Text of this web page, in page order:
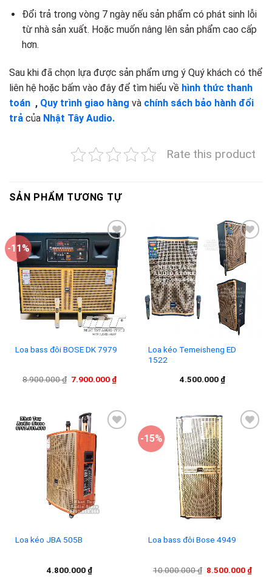
Đổi trả trong vòng 7 ngày nếu sản phẩm có phát sinh lỗi
từ nhà sản xuất. Hoặc muốn nâng lên sản phẩm cao cấp
hơn.
Sau khi đã chọn lựa được sản phẩm ưng ý Quý khách có thể
liên hệ hoặc bấm vào đây để tìm hiểu về hình thức thanh
toán , Quy trình giao hàng và chính sách bảo hành đổi
trả của Nhật Tây Audio.
Rate this product
SẢN PHẨM TƯƠNG TỰ
-11%
Add to
wishlist
Loa bass đôi BOSE DK 7979
8.900.000₫ Giá
7.900.000 ₫Giá
7.900.000 ₫.
Add to
wishlist
Loa kéo Temeisheng ED
1522
4.500.000 ₫
Loa kéo JBA 505B
4.800.000 ₫
-15%
Loa bass đôi Bose 4949
10.000.000₫ Giá
8.500.000 ₫Giá